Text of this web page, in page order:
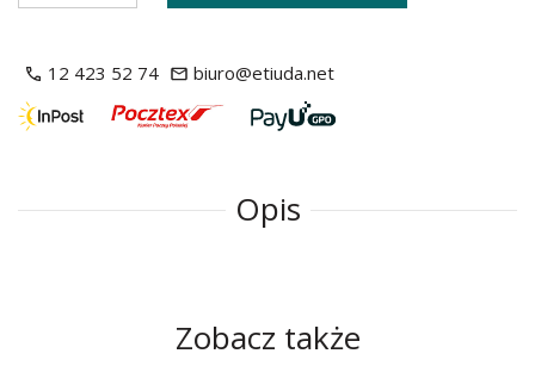
12 423 52 74 biuro@etiuda.net
Opis
Zobacz także